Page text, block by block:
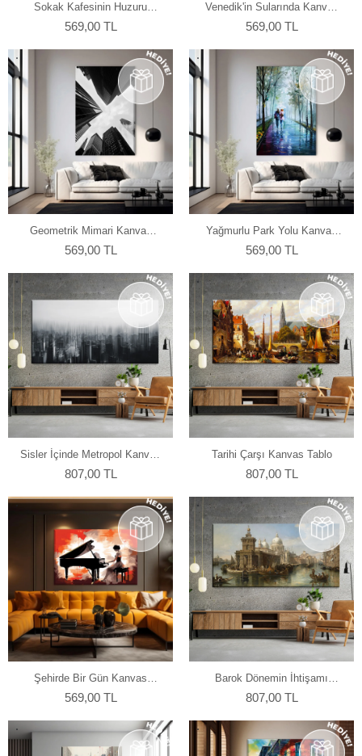
Sokak Kafesinin Huzuru
Kanvas Tablo
569,00 TL
Venedik'in Sularında Kanvas
Tablo
569,00 TL
Geometrik Mimari Kanvas
Tablo
569,00 TL
Yağmurlu Park Yolu Kanvas
Tablo
569,00 TL
Sisler İçinde Metropol Kanvas
Tablo
807,00 TL
Tarihi Çarşı Kanvas Tablo
807,00 TL
Şehirde Bir Gün Kanvas
Tablo
569,00 TL
Barok Dönemin İhtişamı
Kanvas Tablo
807,00 TL